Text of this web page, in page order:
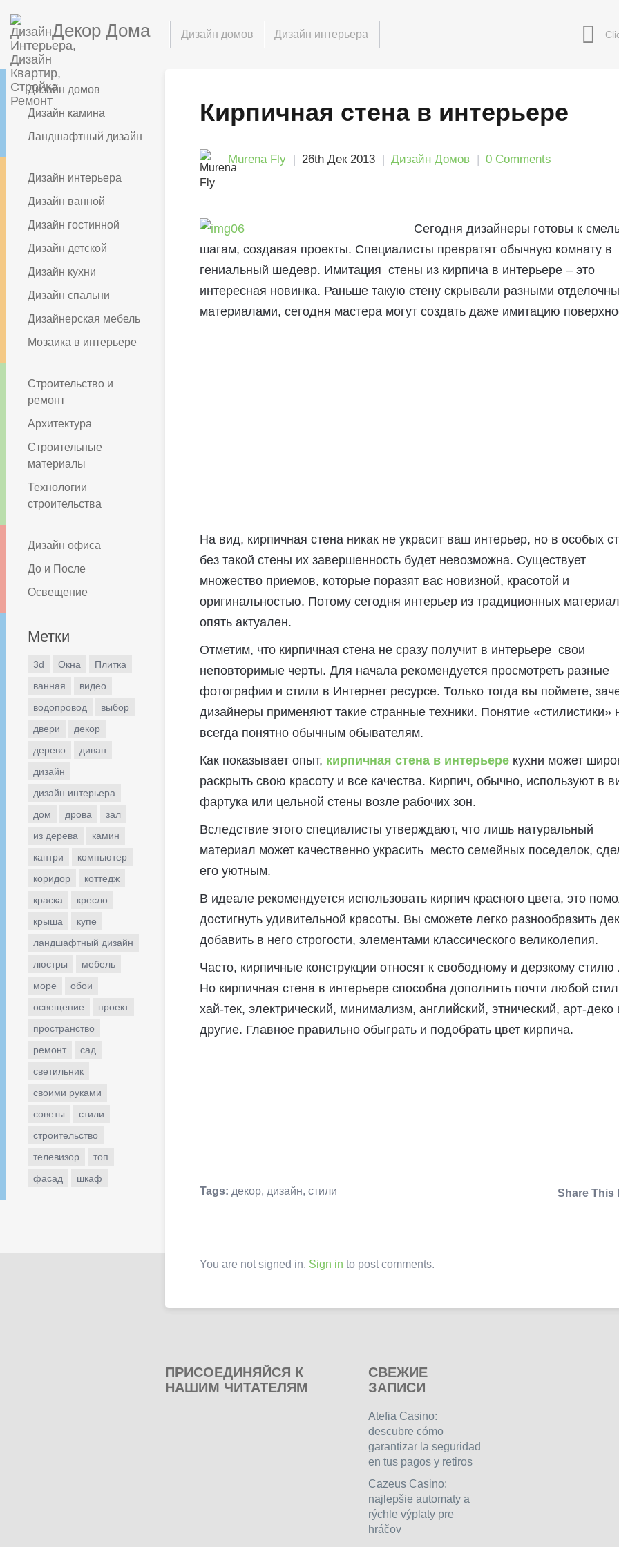
Декор Дома Дизайн домов Дизайн интерьера
Дизайн домов
Дизайн камина
Ландшафтный дизайн
Дизайн интерьера
Дизайн ванной
Дизайн гостинной
Дизайн детской
Дизайн кухни
Дизайн спальни
Дизайнерская мебель
Мозаика в интерьере
Строительство и
ремонт
Архитектура
Строительные
материалы
Технологии
строительства
Дизайн офиса
До и После
Освещение
Метки
3d Окна
Плитка
ванная
видео
водопровод
выбор
двери
декор
дерево
диван
дизайн
дизайн интерьера
дом
дрова
зал
из дерева
камин
кантри
компьютер
коридор
коттедж
краска
кресло
крыша
купе
ландшафтный дизайн
люстры
мебель
море
обои
освещение
проект
пространство
ремонт
сад
светильник
своими руками
советы
стили
строительство
телевизор
топ
фасад
шкаф
Кирпичная стена в интерьере
Murena Fly 26th Дек 2013 Дизайн Домов 0 Comments
Сегодня дизайнеры готовы к
шагам, создавая проекты. Специалисты превратят обычную комнату в
гениальный шедевр. Имитация стены из кирпича в интерьере – это
интересная новинка. Раньше такую стену скрывали разными
материалами, сегодня мастера могут создать даже имитацию
На вид, кирпичная стена никак не украсит ваш интерьер, но в особых
без такой стены их завершенность будет невозможна. Существует
множество приемов, которые поразят вас новизной, красотой и
оригинальностью. Потому сегодня интерьер из традиционных
опять актуален.
Отметим, что кирпичная стена не сразу получит в интерьере свои
неповторимые черты. Для начала рекомендуется просмотреть разные
фотографии и стили в Интернет ресурсе. Только тогда вы поймете,
дизайнеры применяют такие странные техники. Понятие «стилистики»
всегда понятно обычным обывателям.
Как показывает опыт, кирпичная стена в интерьере кухни может
раскрыть свою красоту и все качества. Кирпич, обычно, используют в
фартука или цельной стены возле рабочих зон.
Вследствие этого специалисты утверждают, что лишь натуральный
материал может качественно украсить место семейных поседелок,
его уютным.
В идеале рекомендуется использовать кирпич красного цвета, это
достигнуть удивительной красоты. Вы сможете легко разнообразить
добавить в него строгости, элементами классического великолепия.
Часто, кирпичные конструкции относят к свободному и дерзкому стилю
Но кирпичная стена в интерьере способна дополнить почти любой
хай-тек, электрический, минимализм, английский, этнический, арт-деко
другие. Главное правильно обыграть и подобрать цвет кирпича.
Tags: декор, дизайн, стили Share This
You are not signed in. Sign in to post comments.
ПРИСОЕДИНЯЙСЯ К
НАШИМ ЧИТАТЕЛЯМ
СВЕЖИЕ
ЗАПИСИ
Atefia Casino:
descubre cómo
garantizar la seguridad
en tus pagos y retiros
Cazeus Casino:
najlepšie automaty a
rýchle výplaty pre
hráčov